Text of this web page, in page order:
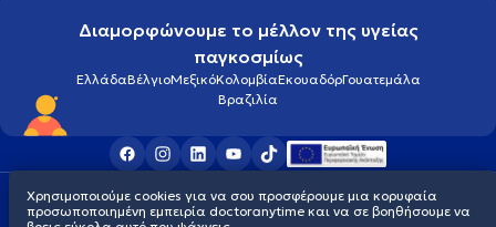
Διαμορφώνουμε το μέλλον της υγείας
παγκοσμίως
ΕλλάδαΒέλγιοΜεξικόΚολομβίαΕκουαδόρΓουατεμάλα
Βραζιλία
Οροι χρήσηςCookiesΠολιτική προστασίας προσωπικού απορρήτου
© 2026 doctoranytime
Χρησιμοποιούμε cookies για να σου προσφέρουμε μια κορυφαία
προσωποποιημένη εμπειρία doctoranytime και να σε βοηθήσουμε να